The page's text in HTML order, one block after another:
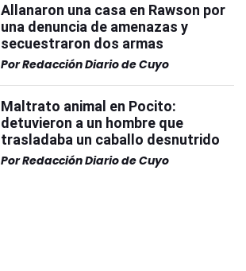
Allanaron una casa en Rawson por
una denuncia de amenazas y
secuestraron dos armas
PorRedacción Diario de Cuyo
Maltrato animal en Pocito:
detuvieron a un hombre que
trasladaba un caballo desnutrido
PorRedacción Diario de Cuyo